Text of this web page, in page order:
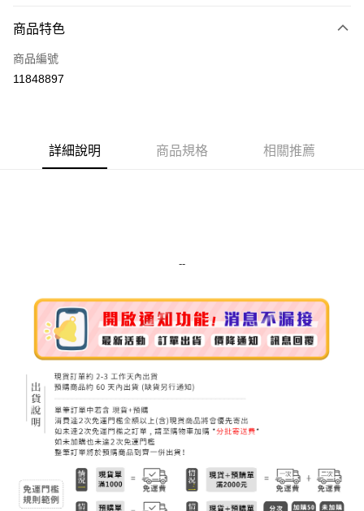
信用卡一次付款
超商取貨付款
街口支付
全家取貨付款
每筆NT$80，滿NT$999(含以上)免運費
每筆NT$80，滿NT$999(含以上)免運費
7-11取貨付款
每筆NT$80，滿NT$999(含以上)免運費
7-11純取貨 (先付款
每筆NT$80，滿NT$999(含以上)免運費
商品特色
商品編號
11848897
詳細說明 商品規格 相關推薦
--